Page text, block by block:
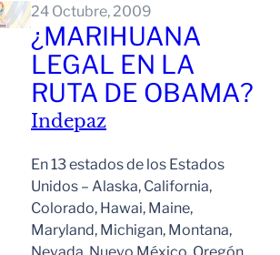
24 Octubre, 2009
¿MARIHUANA
LEGAL EN LA
RUTA DE OBAMA?
Indepaz
En 13 estados de los Estados
Unidos – Alaska, California,
Colorado, Hawai, Maine,
Maryland, Michigan, Montana,